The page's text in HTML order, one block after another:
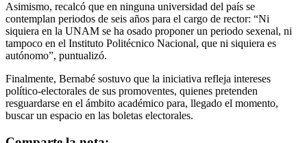
Asimismo, recalcó que en ninguna universidad del país se
contemplan periodos de seis años para el cargo de rector: “Ni
siquiera en la UNAM se ha osado proponer un periodo sexenal, ni
tampoco en el Instituto Politécnico Nacional, que ni siquiera es
autónomo”, puntualizó.
Finalmente, Bernabé sostuvo que la iniciativa refleja intereses
político-electorales de sus promoventes, quienes pretenden
resguardarse en el ámbito académico para, llegado el momento,
buscar un espacio en las boletas electorales.